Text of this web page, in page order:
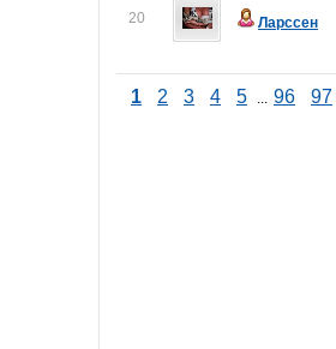
20 Ларссен
1 2 3 4 5 ... 96 97